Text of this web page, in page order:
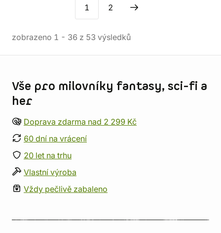
1 2
zobrazeno 1 - 36 z 53 výsledků
Vše pro milovníky fantasy, sci-fi a
her
Doprava zdarma nad 2 299 Kč
60 dní na vrácení
20 let na trhu
Vlastní výroba
Vždy pečlivě zabaleno